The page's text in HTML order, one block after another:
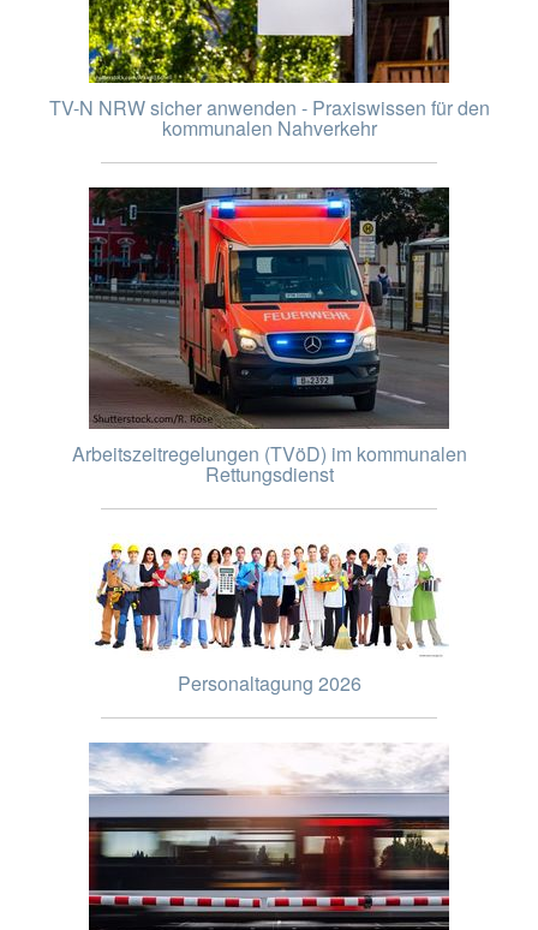
TV-N NRW sicher anwenden - Praxiswissen für den
kommunalen Nahverkehr
Arbeitszeitregelungen (TVöD) im kommunalen
Rettungsdienst
Personaltagung 2026